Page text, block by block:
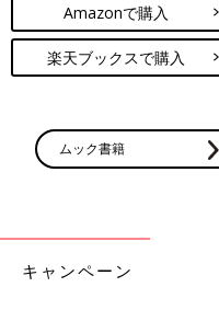
Amazonで購入
楽天ブックスで購入
ムック書籍
キャンペーン